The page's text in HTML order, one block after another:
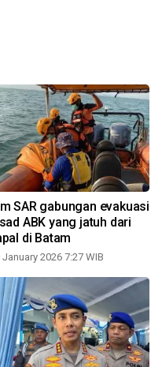
SAR gabungan evakuasi
ABK yang jatuh dari
di Batam
January 2026 7:27 WIB